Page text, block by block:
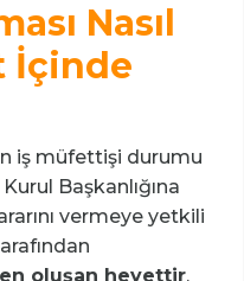
Nasıl
İçinde
iş müfettişi durumu
Başkanlığına
vermeye yetkili
oluşan heyettir.